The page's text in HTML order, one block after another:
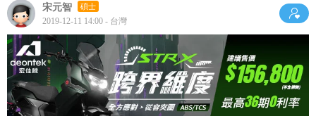
宋元智 碩士
2019-12-11 14:00 - 台灣